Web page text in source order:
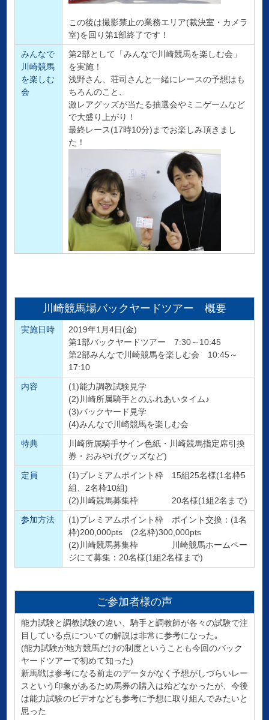
この後は撮影禁止の業務エリア(裁決室・カメラ
室)を回り第1部終了です！
みんなで
川崎競馬
を楽しむ
会
第2部として「みんなで川崎競馬を楽しむ会」
を実施！
浅野さん、荘司さんと一緒にレースの予想はも
ちろんのこと、
激レアグッズが当たる抽選会やミニゲームなど
で大盛り上がり！
最終レース(17時10分)までお楽しみ頂きまし
た！
川崎競馬場バックヤードツアー 概要
実施日時
2019年1月4日(金)
第1部バックヤードツアー 7:30～10:45
第2部みんなで川崎競馬を楽しむ会 10:45～
17:10
内容
(1)能力調教試験見学
(2)川崎所属騎手とのふれあいタイム♪
(3)バックヤード見学
(4)みんなで川崎競馬を楽しむ会
特典
川崎所属騎手サイン色紙・川崎競馬指定席引換
券・おみやげ(グッズなど)
定員
(1)プレミアムポイント枠 15組25名様(1名枠5
組、2名枠10組)
(2)川崎競馬募集枠 20名様(1組2名まで)
参加方法
(1)プレミアムポイント枠 ポイント交換：(1名
枠)200,000pts (2名枠)300,000pts
(2)川崎競馬募集枠 川崎競馬ホームペー
ジにて募集：20名様(1組2名様まで)
ご参加者様の声
能力試験と調教試験の違い、騎手と調教師が各々の試験で注
目している点についての解説は非常に参考になった｡
(能力試験が地方競馬だけの制度ということも今回のバック
ヤードツアーで初めて知った)
新馬戦は参考になる前走のデータがなく予想がしづらいレー
スという印象があるため馬券の購入は殆どなかったが、今後
は能力試験のビデオなども参考に予想に取り組んでみたいと
思った